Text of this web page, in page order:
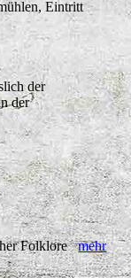
Eintritt
der
der
Folkloremehr